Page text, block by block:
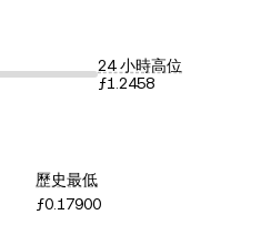
24 小時高位
ƒ1.2458
歷史最低
ƒ0.17900